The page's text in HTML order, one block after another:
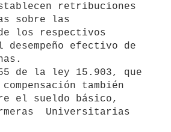
retribuciones
sobre las
los respectivos
efectivo de
también
el sueldo básico,
Universitarias